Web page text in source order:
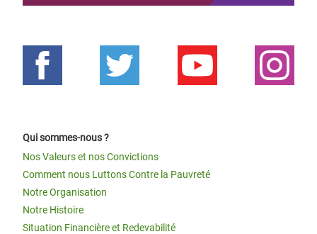
Qui sommes-nous ?
Nos Valeurs et nos Convictions
Comment nous Luttons Contre la Pauvreté
Notre Organisation
Notre Histoire
Situation Financière et Redevabilité